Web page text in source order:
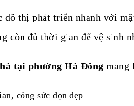
thị phát triển nhanh với
còn đủ thời gian để vệ sinh
tại phường Hà Đông mang
công sức dọn dẹp